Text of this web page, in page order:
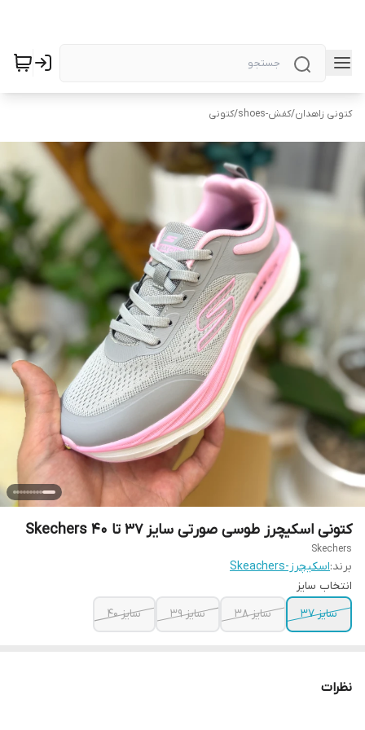
کتونی زاهدان/کفش-shoes /کتونی
کتونی اسکیچرز طوسی صورتی سایز ۳۷ تا ۴۰ Skechers
Skechers
برند:اسکیچرز-Skeachers
انتخاب سایز
سایز ۳۷
سایز ۳۸ سایز ۳۹ سایز ۴۰
نظرات